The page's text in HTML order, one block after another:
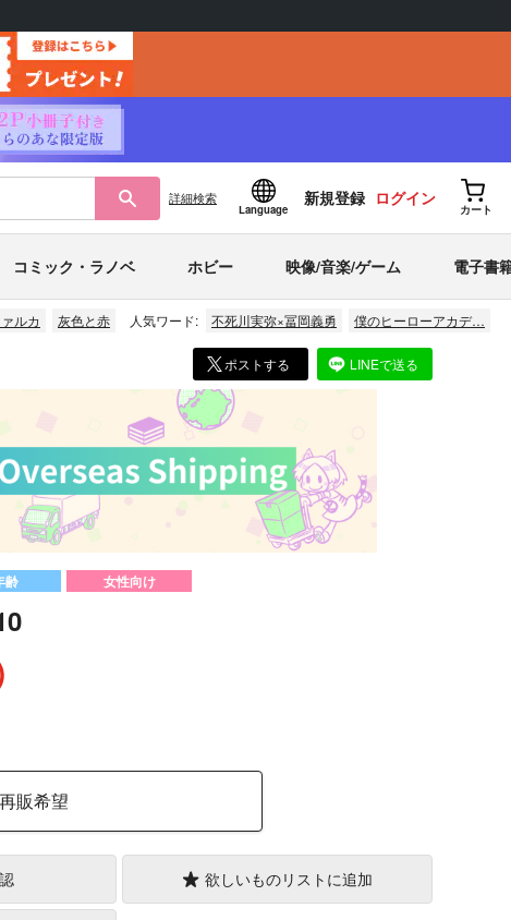
詳細検索
Language
新規登録 ログイン
カート
コミック・ラノベ ホビー 映像/音楽/ゲーム 電子書
ルカ 灰色と赤 人気ワード: 不死川実弥×冨岡義勇 僕のヒーローアカデ…
ポストする LINEで送る
齢 女性向け
再販希望
欲しいものリストに追加